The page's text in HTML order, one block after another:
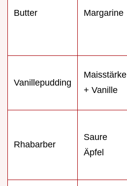
Butter Margarine
Vanillepudding
Maisstärke
+ Vanille
Rhabarber
Saure
Äpfel